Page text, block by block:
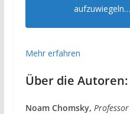
Mehr erfahren
Über die Autoren:
Noam Chomsky,